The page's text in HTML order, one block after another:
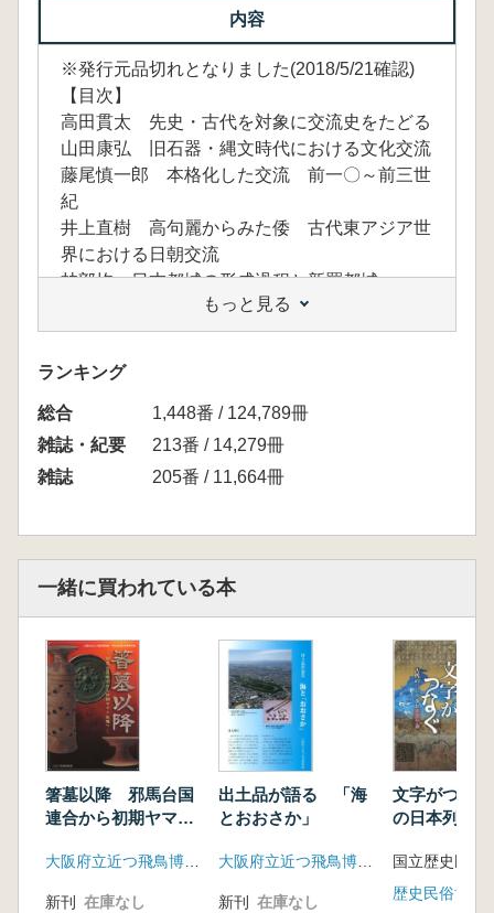
内容
※発行元品切れとなりました(2018/5/21確認)
【目次】
高田貫太 先史・古代を対象に交流史をたどる
山田康弘 旧石器・縄文時代における文化交流
藤尾慎一郎 本格化した交流 前一〇～前三世
紀
井上直樹 高句麗からみた倭 古代東アジア世
界における日朝交流
林部均 日本都城の形成過程と新羅都城
権宅章 コラム 野幕古墳と五世紀の日本列島
上野祥史 <歴史の証人写真による収蔵品紹介>
東アジアの黄金の輝き
小倉慈司 <歴史への招待状企画展示>文字がつ
なぐ 古代の日本列島と朝鮮半島
三上喜孝 <研究者紹介73>「東アジア」と
「地域社会」の歴史を、行ったり来たり
松尾恒一 <特集展示>「荒神信仰 いざなぎ
もっと見る
ランキング
総合
1,448番 / 124,789冊
雑誌・紀要
213番 / 14,279冊
雑誌
205番 / 11,664冊
一緒に買われている本
箸墓以降 邪馬台国
連合から初期ヤマト
大阪府立近つ飛鳥博物館
新刊 在庫なし
出土品が語る 「海
とおおさか」
大阪府立近つ飛鳥博物館
新刊 在庫なし
文字がつな
の日本列島
歴史民俗博物